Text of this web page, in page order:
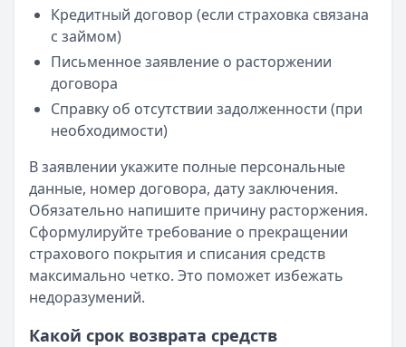
Кредитный договор (если страховка связана
с займом)
Письменное заявление о расторжении
договора
Справку об отсутствии задолженности (при
необходимости)
В заявлении укажите полные персональные
данные, номер договора, дату заключения.
Обязательно напишите причину расторжения.
Сформулируйте требование о прекращении
страхового покрытия и списания средств
максимально четко. Это поможет избежать
недоразумений.
Какой срок возврата средств